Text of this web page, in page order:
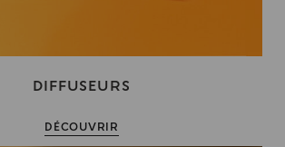
DIFFUSEURS
DÉCOUVRIR